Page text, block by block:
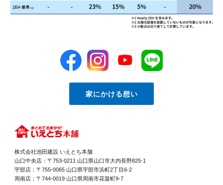
株式会社池田建設 いえとち本舗
山口中央店：〒753-0211 山口県山口市大内長野825-1
宇部店：〒755-0065 山口県宇部市浜町2丁目6-2
周南店：〒744-0019 山口県周南市花畠町9-7
家にかける想い